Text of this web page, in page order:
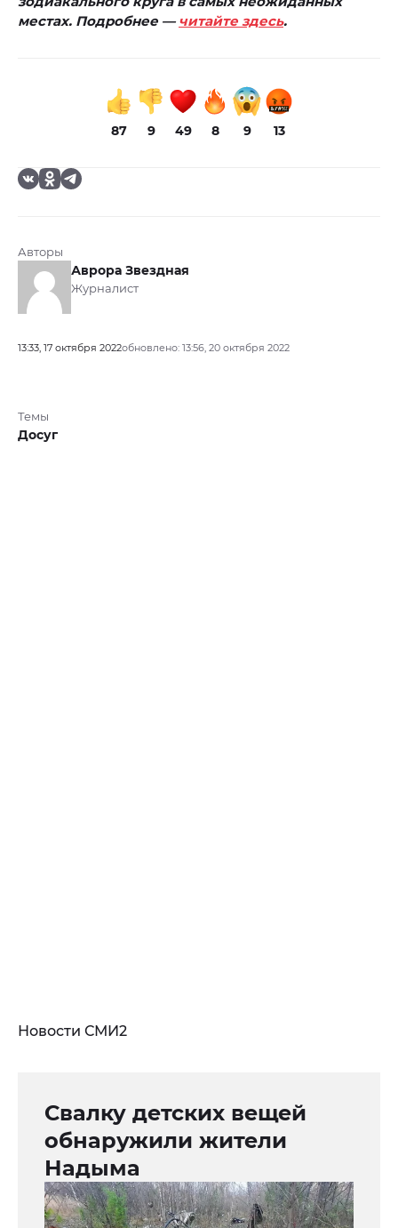
местах. Подробнее —читайте здесь.
87 9 49 8 9 13
Авторы
Аврора Звездная
Журналист
13:33, 17 октября 2022обновлено: 13:56, 20 октября 2022
Темы
Досуг
Новости СМИ2
Свалку детских вещей
обнаружили жители
Надыма